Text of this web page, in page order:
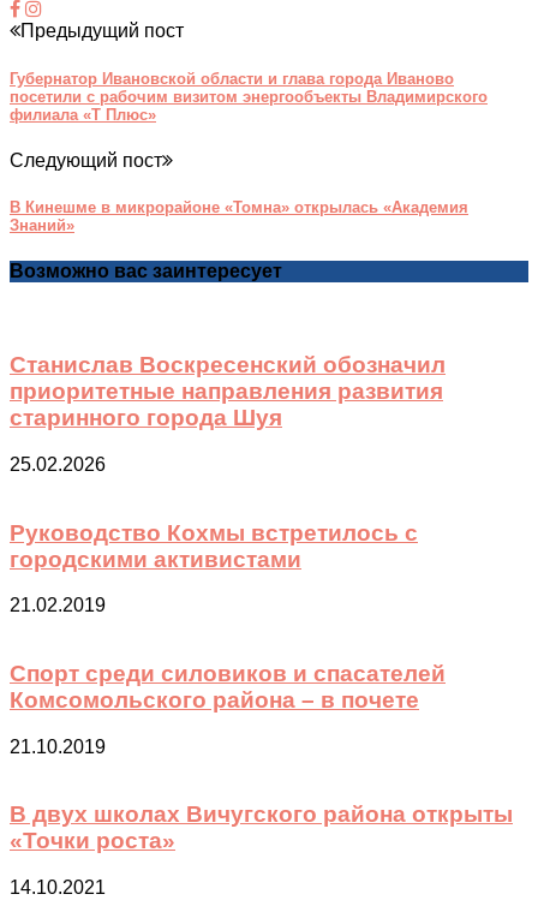
Предыдущий пост
Губернатор Ивановской области и глава города Иваново
посетили с рабочим визитом энергообъекты Владимирского
филиала «Т Плюс»
Следующий пост
В Кинешме в микрорайоне «Томна» открылась «Академия
Знаний»
Возможно вас заинтересует
Станислав Воскресенский обозначил
приоритетные направления развития
старинного города Шуя
25.02.2026
Руководство Кохмы встретилось с
городскими активистами
21.02.2019
Спорт среди силовиков и спасателей
Комсомольского района – в почете
21.10.2019
В двух школах Вичугского района открыты
«Точки роста»
14.10.2021